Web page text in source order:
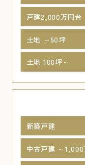
戸建2,000万円台
土地 ～50坪
土地 100坪～
新築戸建
中古戸建 ～1,000